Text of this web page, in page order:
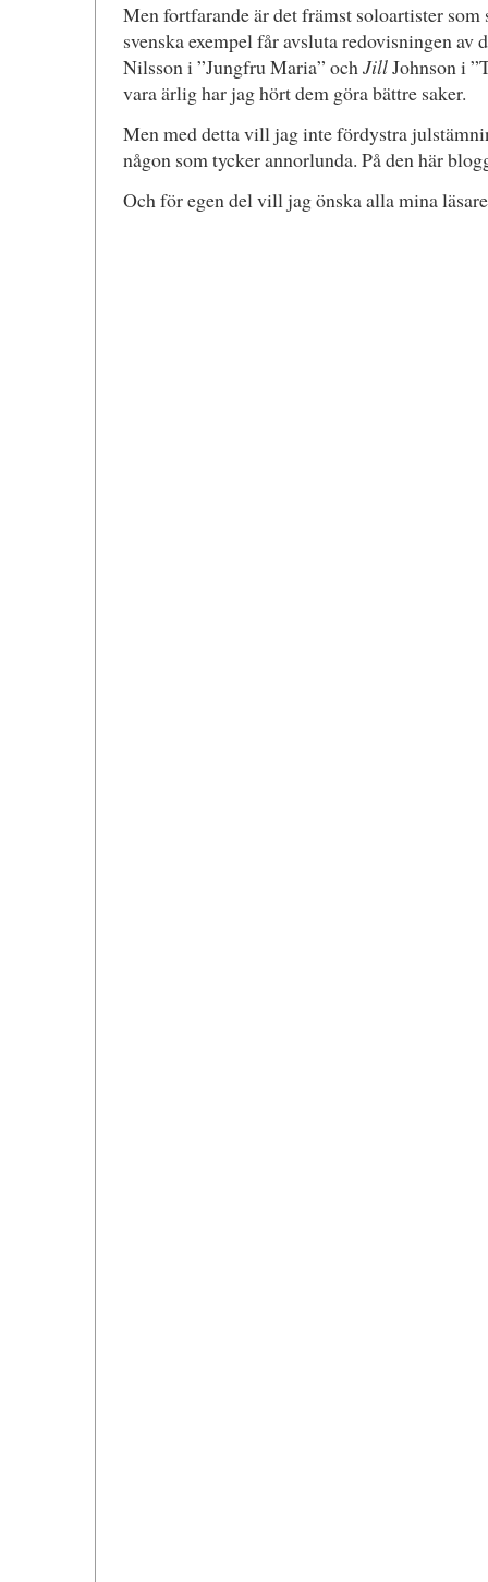
Men fortfarande är det främst soloartister som
svenska exempel får avsluta redovisningen av
Nilsson i ”Jungfru Maria” ochJillJohnson i
vara ärlig har jag hört dem göra bättre saker.
Men med detta vill jag inte fördystra
någon som tycker annorlunda. På den här
Och för egen del vill jag önska alla mina